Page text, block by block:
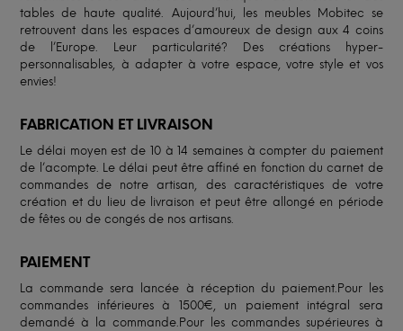
tables de haute qualité. Aujourd’hui, les meubles Mobitec se
retrouvent dans les espaces d’amoureux de design aux 4 coins
de l’Europe. Leur particularité? Des créations hyper-
personnalisables, à adapter à votre espace, votre style et vos
envies!
FABRICATION ET LIVRAISON
Le délai moyen est de 10 à 14 semaines à compter du paiement
de l’acompte. Le délai peut être affiné en fonction du carnet de
commandes de notre artisan, des caractéristiques de votre
création et du lieu de livraison et peut être allongé en période
de fêtes ou de congés de nos artisans.
PAIEMENT
La commande sera lancée à réception du paiement.Pour les
commandes inférieures à 1500€, un paiement intégral sera
demandé à la commande.Pour les commandes supérieures à